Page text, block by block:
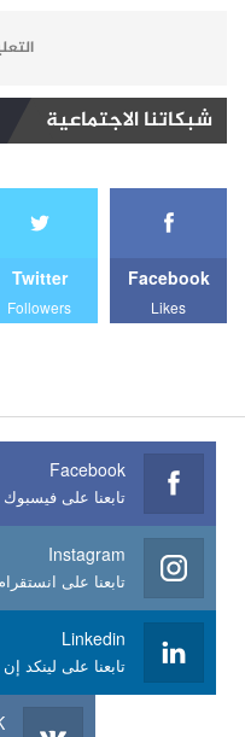
شبكاتنا الاجتماعية
Facebook
Likes
Twitter
Followers
Facebook
تابعنا على فيسبوك
Instagram
تابعنا على
Linkedin
تابعنا على لينكد إن